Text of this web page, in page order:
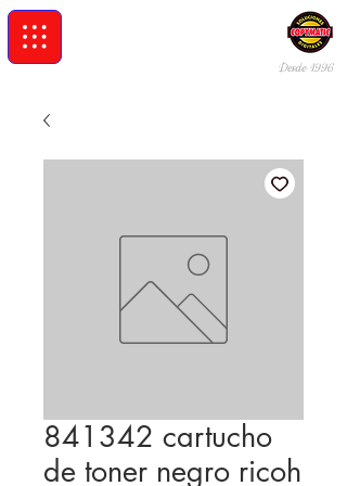
Desde 1996
841342 cartucho
de toner negro ricoh